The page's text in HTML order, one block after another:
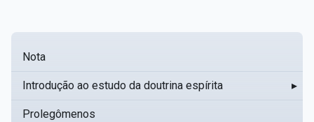
Nota
Introdução ao estudo da doutrina espírita ▸
Prolegômenos